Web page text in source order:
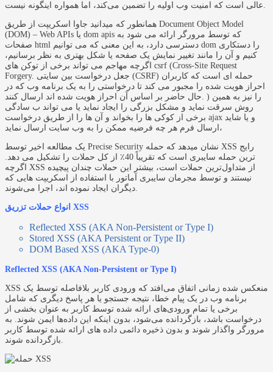
همانطور که میدانید جاوا اسکریپت از طریق Document Object Model
(DOM) – Web APIs یا dom apis که توسط مرورگر ارائه می شود به
صفحات html دسترسی دارد، به این معنی که می توانیم dom را دستکاری
کنیم و آن را مانند تغییر نمایش یک صفحه یا شکل بهتری به نظر برسانیم،
اگرچه مهاجم می تواند برخی از توکن های csrf (Cross-Site Request
Forgery. جعل درخواست بین سایتی (CSRF) حمله ای است که کاربران
احراز هویت شده را مجبور می کند تا درخواستی را به یک برنامه وب که در
حال حاضر بر اساس آن احراز هویت شده اند ارسال کنند. ) را نیز به همین
روش سرقت نماید و مشکل بزرگی را ایجاد نماید یا می تواند ب سادگی
برخی از کوکی ها را بخواند و آن ها را از طریق درخواست ajax و یا شاید
ارسال فرم هر چه فرضیه ممکن را به وب سایت ارسال نماید،
یک مطالعه اخیر توسط Precise Security نشان میدهد که حمله XSS رایج
ترین حمله سایبری است که تقریباً 40٪ از کل حملات را تشکیل می دهد.
اگرچه XSS از متداول‌ترین حملات است، بیشتر این حملات چندان پیچیده
نیستند و توسط مجرمان سایبری آماتور با استفاده از اسکریپت‌ هایی که
انواع حملات تزریق XSS
Reflected XSS (AKA Non-Persistent or Type I)
Stored XSS (AKA Persistent or Type II)
DOM Based XSS (AKA Type-0)
Reflected XSS (AKA Non-Persistent or Type I)
XSS منعکس شده زمانی اتفاق می‌افتد که ورودی کاربر بلافاصله توسط یک
برنامه وب در یک پیام خطا، نتیجه جستجو یا هر پاسخ دیگری که شامل
برخی یا تمام ورودی‌های ارائه‌ شده توسط کاربر به عنوان بخشی از
درخواست باشد، بازگردانده می‌شود، بدون اینکه این داده‌ها ایمن شوند. به
مرورگر واگذار شوند و بدون ذخیره دائمی داده های ارائه شده توسط کاربر